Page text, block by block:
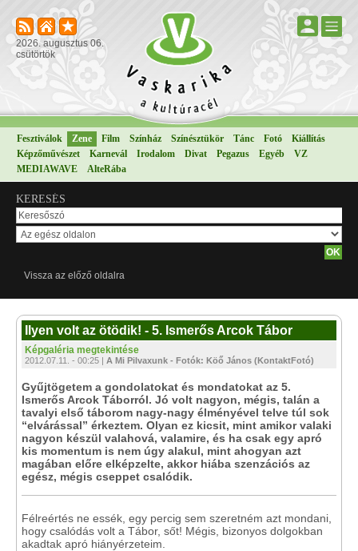
2026. augusztus 06.
csütörtök
Fesztiválok Zene Film Színház Színésztükör Tánc Fotó
Kiállítás
Képzőművészet
Karnevál Irodalom Divat Pegazus Egyéb
VZ
MEDIAWAVE
AlteRába
KERESÉS
Vissza az előző oldalra
Ilyen volt az ötödik! - 5. Ismerős Arcok Tábor
Képgaléria megtekintése
2012.07.11. - 00:25 | A Mi Pilvaxunk - Fotók: Köő János (KontaktFotó)
Gyűjtögetem a gondolatokat és mondatokat az 5.
Ismerős Arcok Táborról. Jó volt nagyon, mégis, talán a
tavalyi első táborom nagy-nagy élményével telve túl sok
“elvárással” érkeztem. Olyan ez kicsit, mint amikor valaki
nagyon készül valahová, valamire, és ha csak egy apró
kis momentum is nem úgy alakul, mint ahogyan azt
magában előre elképzelte, akkor hiába szenzációs az
egész, mégis cseppet csalódik.
Félreértés ne essék, egy percig sem szeretném azt mondani,
hogy csalódás volt a Tábor, sőt! Mégis, bizonyos dolgokban
akadtak apró hiányérzeteim.